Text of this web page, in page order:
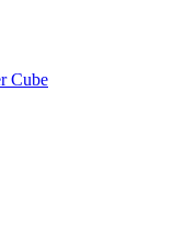
Cube